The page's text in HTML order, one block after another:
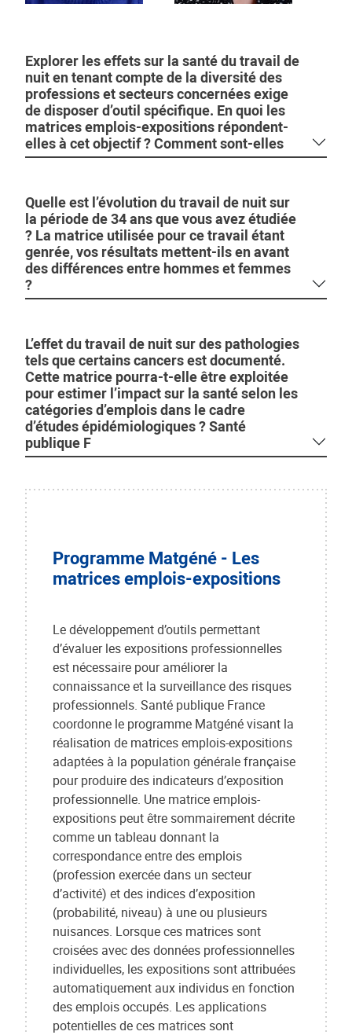
Explorer les effets sur la santé du travail de
nuit en tenant compte de la diversité des
professions et secteurs concernées exige
de disposer d’outil spécifique. En quoi les
matrices emplois-expositions répondent-
elles à cet objectif ? Comment sont-elles
Quelle est l’évolution du travail de nuit sur
la période de 34 ans que vous avez étudiée
? La matrice utilisée pour ce travail étant
genrée, vos résultats mettent-ils en avant
des différences entre hommes et femmes
?
L’effet du travail de nuit sur des pathologies
tels que certains cancers est documenté.
Cette matrice pourra-t-elle être exploitée
pour estimer l’impact sur la santé selon les
catégories d’emplois dans le cadre
d’études épidémiologiques ? Santé
publique F
Programme Matgéné - Les
matrices emplois-expositions
Le développement d’outils permettant
d’évaluer les expositions professionnelles
est nécessaire pour améliorer la
connaissance et la surveillance des risques
professionnels. Santé publique France
coordonne le programme Matgéné visant la
réalisation de matrices emplois-expositions
adaptées à la population générale française
pour produire des indicateurs d’exposition
professionnelle. Une matrice emplois-
expositions peut être sommairement décrite
comme un tableau donnant la
correspondance entre des emplois
(profession exercée dans un secteur
d’activité) et des indices d’exposition
(probabilité, niveau) à une ou plusieurs
nuisances. Lorsque ces matrices sont
croisées avec des données professionnelles
individuelles, les expositions sont attribuées
automatiquement aux individus en fonction
des emplois occupés. Les applications
potentielles de ces matrices sont